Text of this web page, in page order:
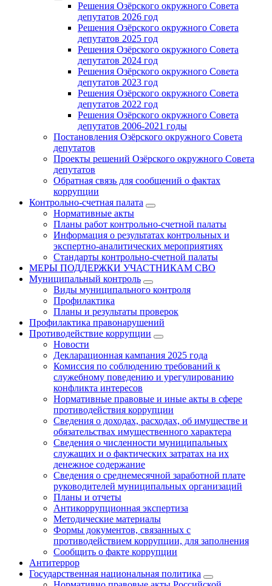
Решения Озёрского окружного Совета
депутатов 2026 год
Решения Озёрского окружного Совета
депутатов 2025 год
Решения Озёрского окружного Совета
депутатов 2024 год
Решения Озёрского окружного Совета
депутатов 2023 год
Решения Озёрского окружного Совета
депутатов 2022 год
Решения Озёрского окружного Совета
депутатов 2006-2021 годы
Постановления Озёрского окружного Совета
депутатов
Проекты решений Озёрского окружного Совета
депутатов
Обратная связь для сообщений о фактах
коррупции
Контрольно-счетная палата
Нормативные акты
Планы работ контрольно-счетной палаты
Информация о результатах контрольных и
экспертно-аналитических мероприятиях
Стандарты контрольно-счетной палаты
МЕРЫ ПОДДЕРЖКИ УЧАСТНИКАМ СВО
Муниципальный контроль
Виды муниципального контроля
Профилактика
Планы и результаты проверок
Профилактика правонарушений
Противодействие коррупции
Новости
Декларационная кампания 2025 года
Комиссия по соблюдению требований к
служебному поведению и урегулированию
конфликта интересов
Нормативные правовые и иные акты в сфере
противодействия коррупции
Сведения о доходах, расходах, об имуществе и
обязательствах имущественного характера
Сведения о численности муниципальных
служащих и о фактических затратах на их
денежное содержание
Сведения о среднемесячной заработной плате
руководителей муниципальных организаций
Планы и отчеты
Антикоррупционная экспертиза
Методические материалы
Формы документов, связанных с
противодействием коррупции, для заполнения
Сообщить о факте коррупции
Антитеррор
Государственная национальная политика